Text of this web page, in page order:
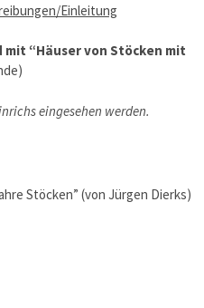
Einleitung
mit “Häuser von Stöcken mit
eingesehen werden.
Stöcken” (von Jürgen Dierks)